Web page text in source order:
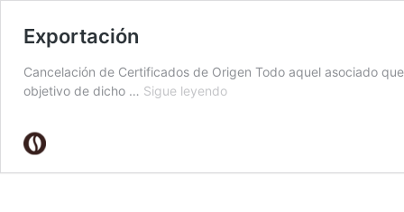
Exportación
Cancelación de Certificados de Origen Todo aquel asociado
objetivo de dicho … Sigue leyendoExportación